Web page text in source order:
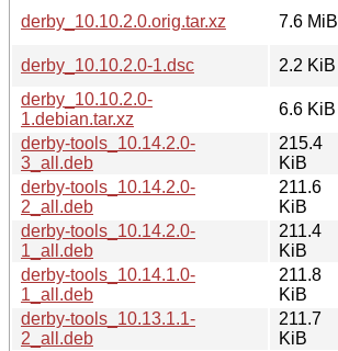
derby_10.10.2.0.orig.tar.xz
7.6 MiB
derby_10.10.2.0-1.dsc
2.2 KiB
derby_10.10.2.0-
1.debian.tar.xz
6.6 KiB
derby-tools_10.14.2.0-
3_all.deb
215.4
KiB
derby-tools_10.14.2.0-
2_all.deb
211.6
KiB
derby-tools_10.14.2.0-
1_all.deb
211.4
KiB
derby-tools_10.14.1.0-
1_all.deb
211.8
KiB
derby-tools_10.13.1.1-
2_all.deb
211.7
KiB